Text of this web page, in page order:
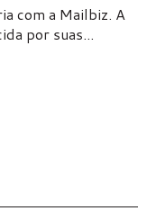
com a Mailbiz. A
por suas...